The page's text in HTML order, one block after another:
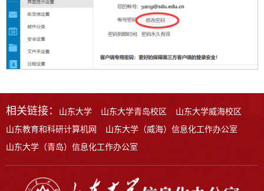
相关链接： 山东大学 山东大学青岛校区
山东大学威海校区
山东教育和科研计算机网
山东大学（威海）信息化工作办公室
山东大学（青岛）信息化工作办公室